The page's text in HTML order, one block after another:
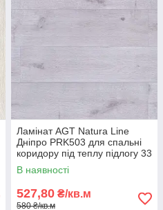
Ламінат AGT Natura Line
Дніпро PRK503 для спальні
коридору під теплу підлогу 33
клас 8 мм товщина з фаскою
В наявності
527,80 ₴/кв.м
580 ₴/кв.м